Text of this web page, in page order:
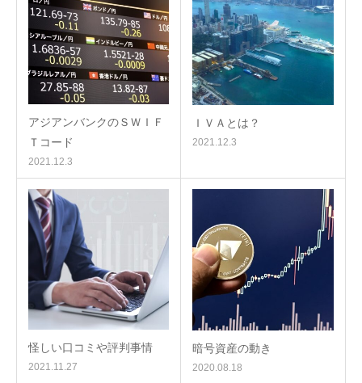
アジアンバンクのＳＷＩＦ
Ｔコード
2021.12.3
ＩＶＡとは？
2021.12.3
怪しい口コミや評判事情
2021.11.27
暗号資産の動き
2020.08.18